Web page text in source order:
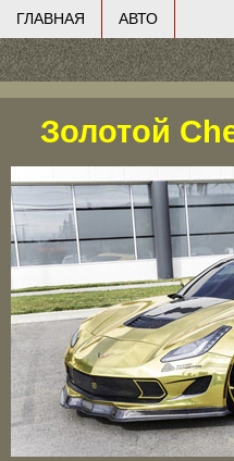
ГЛАВНАЯ АВТО
Золотой